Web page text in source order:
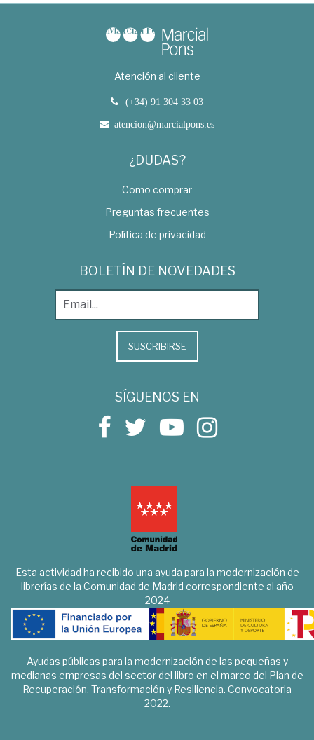
Atención al cliente
(+34) 91 304 33 03
atencion@marcialpons.es
¿DUDAS?
Como comprar
Preguntas frecuentes
Política de privacidad
BOLETÍN DE NOVEDADES
SUSCRIBIRSE
SÍGUENOS EN
Esta actividad ha recibido una ayuda para la modernización de
librerías de la Comunidad de Madrid correspondiente al año
2024
Ayudas públicas para la modernización de las pequeñas y
medianas empresas del sector del libro en el marco del Plan de
Recuperación, Transformación y Resiliencia. Convocatoria
2022.